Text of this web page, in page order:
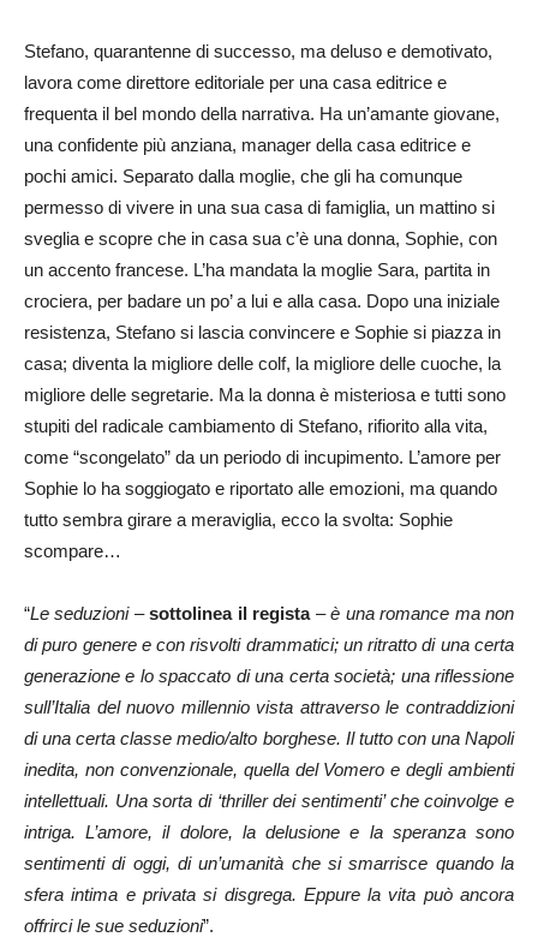
Stefano, quarantenne di successo, ma deluso e demotivato,
lavora come direttore editoriale per una casa editrice e
frequenta il bel mondo della narrativa. Ha un’amante giovane,
una confidente più anziana, manager della casa editrice e
pochi amici. Separato dalla moglie, che gli ha comunque
permesso di vivere in una sua casa di famiglia, un mattino si
sveglia e scopre che in casa sua c’è una donna, Sophie, con
un accento francese. L’ha mandata la moglie Sara, partita in
crociera, per badare un po’ a lui e alla casa. Dopo una iniziale
resistenza, Stefano si lascia convincere e Sophie si piazza in
casa; diventa la migliore delle colf, la migliore delle cuoche, la
migliore delle segretarie. Ma la donna è misteriosa e tutti sono
stupiti del radicale cambiamento di Stefano, rifiorito alla vita,
come “scongelato” da un periodo di incupimento. L’amore per
Sophie lo ha soggiogato e riportato alle emozioni, ma quando
tutto sembra girare a meraviglia, ecco la svolta: Sophie
scompare…
“Le seduzioni–sottolinea il regista–è una romance ma non
di puro genere e con risvolti drammatici; un ritratto di una certa
generazione e lo spaccato di una certa società; una riflessione
sull’Italia del nuovo millennio vista attraverso le contraddizioni
di una certa classe medio/alto borghese. Il tutto con una Napoli
inedita, non convenzionale, quella del Vomero e degli ambienti
intellettuali. Una sorta di ‘thriller dei sentimenti’ che coinvolge e
intriga. L’amore, il dolore, la delusione e la speranza sono
sentimenti di oggi, di un’umanità che si smarrisce quando la
sfera intima e privata si disgrega. Eppure la vita può ancora
offrirci le sue seduzioni”.